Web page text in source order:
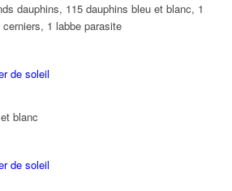
dauphins, 115 dauphins bleu et blanc, 1
1 labbe parasite
de soleil
blanc
de soleil